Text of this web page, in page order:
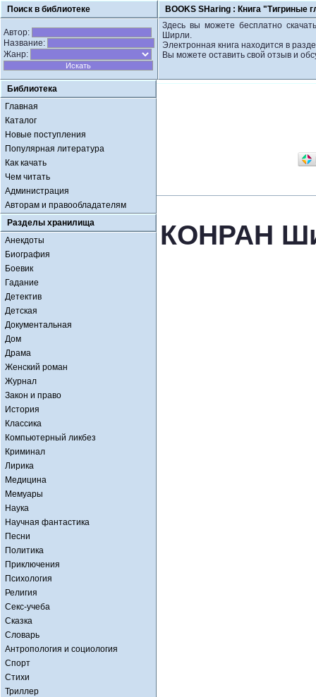
Поиск в библиотеке BOOKS SHaring : Книга "Тигриные
Автор:
Название:
Жанр:
Здесь вы можете бесплатно
Ширли.
Электронная книга находится в
Вы можете оставить свой отзыв и
Библиотека
Главная
Каталог
Новые поступления
Популярная литература
Как качать
Чем читать
Администрация
Авторам и правообладателям
Разделы хранилища
Анекдоты
Биография
Боевик
Гадание
Детектив
Детская
Документальная
Дом
Драма
Женский роман
Журнал
Закон и право
История
Классика
Компьютерный ликбез
Криминал
Лирика
Медицина
Мемуары
Наука
Научная фантастика
Песни
Политика
Приключения
Психология
Религия
Секс-учеба
Сказка
Словарь
Антропология и социология
Спорт
Стихи
Триллер
КОНРАН